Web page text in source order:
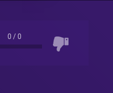
0 /0